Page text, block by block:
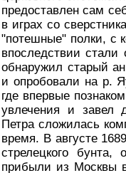
предоставлен сам
в играх со
"потешные" полки, с
впоследствии
обнаружил старый
и опробовали на р.
где впервые
увлечения и завел
Петра сложилась
время. В августе
стрелецкого
прибыли из Москвы